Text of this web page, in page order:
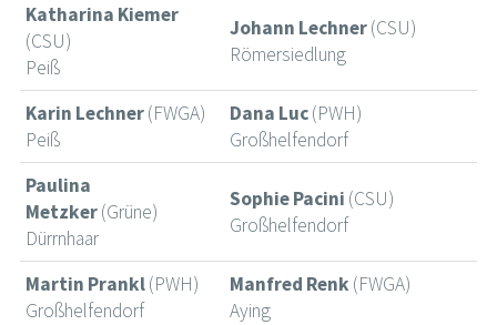
Katharina Kiemer
(CSU)
Peiß
Johann Lechner(CSU)
Römersiedlung
Karin Lechner(FWGA)
Peiß
Dana Luc(PWH)
Großhelfendorf
Paulina
Metzker(Grüne)
Dürrnhaar
Sophie Pacini (CSU)
Großhelfendorf
Martin Prankl(PWH)
Großhelfendorf
Manfred Renk (FWGA)
Aying